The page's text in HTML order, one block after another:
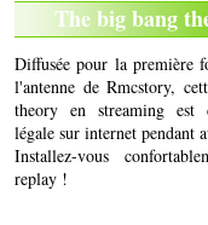
The big bang
Diffusée pour la première
l'antenne de Rmcstory,
theory en streaming est
légale sur internet pendant
Installez-vous
replay !